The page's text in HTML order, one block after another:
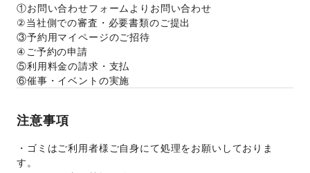
①お問い合わせフォームよりお問い合わせ
②当社側での審査・必要書類のご提出
③予約用マイページのご招待
④ご予約の申請
⑤利用料金の請求・支払
⑥催事・イベントの実施
注意事項
・ゴミはご利用者様ご自身にて処理をお願いしておりま
す。